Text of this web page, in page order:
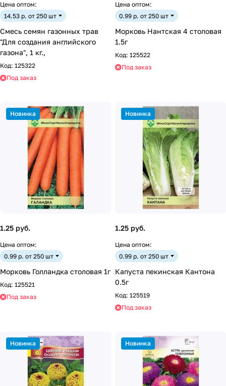
Цена оптом:
14.53 р. от 250 шт
Смесь семян газонных трав
"Для создания английского
газона", 1 кг.,
Код: 125322
Под заказ
Цена оптом:
0.99 р. от 250 шт
Морковь Нантская 4 столовая
1.5г
Код: 125522
Под заказ
Новинка
1.25 руб.
Цена оптом:
0.99 р. от 250 шт
Морковь Голландка столовая 1г
Код: 125521
Под заказ
Новинка
1.25 руб.
Цена оптом:
0.99 р. от 250 шт
Капуста пекинская Кантона
0.5г
Код: 125519
Под заказ
Новинка Новинка